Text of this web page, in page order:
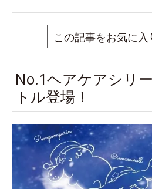
この記事をお気に入
No.1ヘアケアシリ
トル登場！